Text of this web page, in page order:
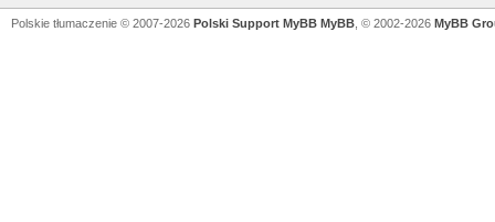
Polskie tłumaczenie © 2007-2026 Polski Support MyBB MyBB , © 2002-2026 MyBB